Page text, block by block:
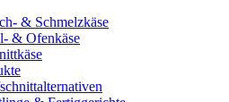
& Schmelzkäse
& Ofenkäse